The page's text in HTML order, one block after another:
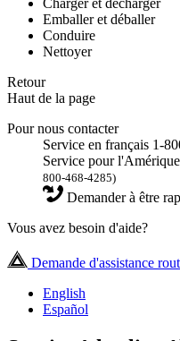
Charger et décharger
Emballer et déballer
Conduire
Nettoyer
Retour
Haut de la page
Pour nous contacter
Service en français 1-
Service pour
800-468-4285)
Demander à être
Vous avez besoin d'aide?
Demande d'assistance
English
Español